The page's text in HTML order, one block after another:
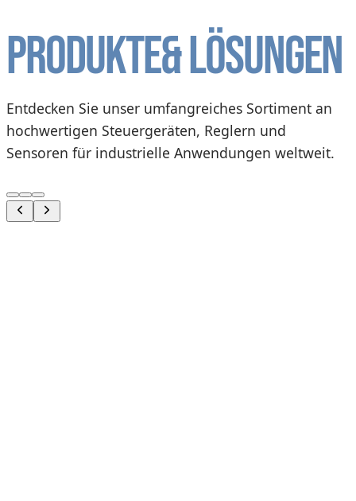
Produkte& Lösungen
Entdecken Sie unser umfangreiches Sortiment an
hochwertigen Steuergeräten, Reglern und
Sensoren für industrielle Anwendungen weltweit.